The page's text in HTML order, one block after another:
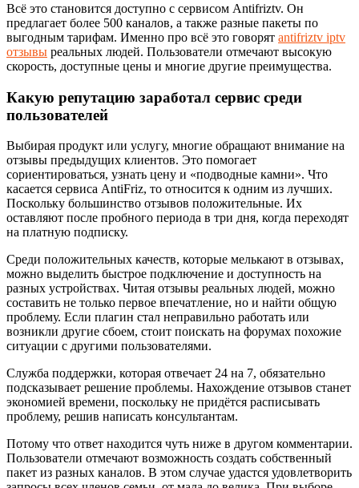
Всё это становится доступно с сервисом Antifriztv. Он
предлагает более 500 каналов, а также разные пакеты по
выгодным тарифам. Именно про всё это говорят antifriztv iptv
отзывы реальных людей. Пользователи отмечают высокую
скорость, доступные цены и многие другие преимущества.
Какую репутацию заработал сервис среди
пользователей
Выбирая продукт или услугу, многие обращают внимание на
отзывы предыдущих клиентов. Это помогает
сориентироваться, узнать цену и «подводные камни». Что
касается сервиса AntiFriz, то относится к одним из лучших.
Поскольку большинство отзывов положительные. Их
оставляют после пробного периода в три дня, когда переходят
на платную подписку.
Среди положительных качеств, которые мелькают в отзывах,
можно выделить быстрое подключение и доступность на
разных устройствах. Читая отзывы реальных людей, можно
составить не только первое впечатление, но и найти общую
проблему. Если плагин стал неправильно работать или
возникли другие сбоем, стоит поискать на форумах похожие
ситуации с другими пользователями.
Служба поддержки, которая отвечает 24 на 7, обязательно
подсказывает решение проблемы. Нахождение отзывов станет
экономией времени, поскольку не придётся расписывать
проблему, решив написать консультантам.
Потому что ответ находится чуть ниже в другом комментарии.
Пользователи отмечают возможность создать собственный
пакет из разных каналов. В этом случае удастся удовлетворить